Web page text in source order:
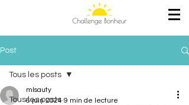
Post
Tous les posts
Tous les posts
mlsauty
6 juin 2024 9 min de lecture